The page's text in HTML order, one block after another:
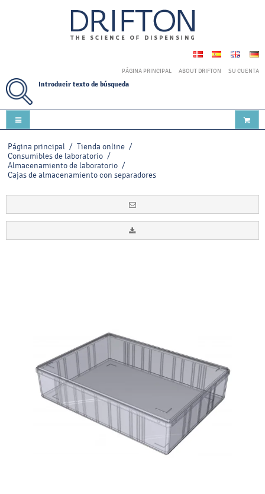
PÁGINA PRINCIPAL ABOUT DRIFTON SU CUENTA
Introducir texto de búsqueda
Página principal / Tienda online /
Consumibles de laboratorio /
Almacenamiento de laboratorio /
Cajas de almacenamiento con separadores